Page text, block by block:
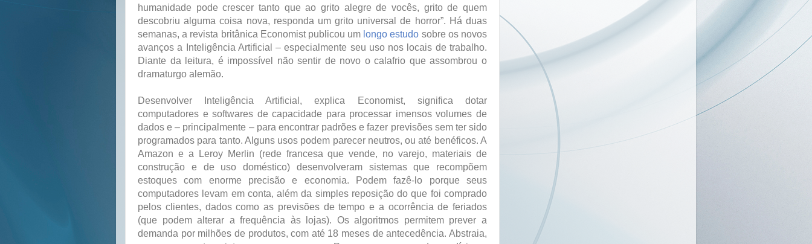
humanidade pode crescer tanto que ao grito alegre de vocês, grito de quem
descobriu alguma coisa nova, responda um grito universal de horror”. Há duas
semanas, a revista britânica Economist publicou um longo estudo sobre os novos
avanços a Inteligência Artificial – especialmente seu uso nos locais de trabalho.
Diante da leitura, é impossível não sentir de novo o calafrio que assombrou o
dramaturgo alemão.
Desenvolver Inteligência Artificial, explica Economist, significa dotar
computadores e softwares de capacidade para processar imensos volumes de
dados e – principalmente – para encontrar padrões e fazer previsões sem ter sido
programados para tanto. Alguns usos podem parecer neutros, ou até benéficos. A
Amazon e a Leroy Merlin (rede francesa que vende, no varejo, materiais de
construção e de uso doméstico) desenvolveram sistemas que recompõem
estoques com enorme precisão e economia. Podem fazê-lo porque seus
computadores levam em conta, além da simples reposição do que foi comprado
pelos clientes, dados como as previsões de tempo e a ocorrência de feriados
(que podem alterar a frequência às lojas). Os algoritmos permitem prever a
demanda por milhões de produtos, com até 18 meses de antecedência. Abstraia,